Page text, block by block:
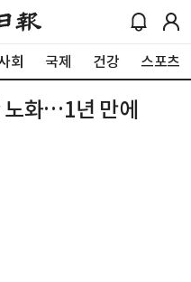
회 국제 건강 스포츠
노화…1년 만에